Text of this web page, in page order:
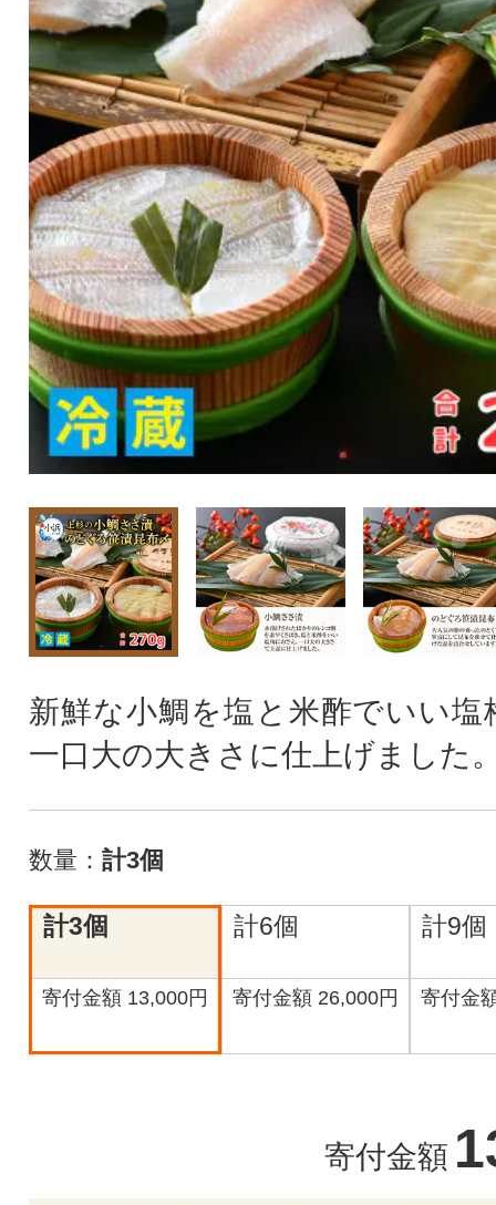
新鮮な小鯛を塩と米酢でいい塩
一口大の大きさに仕上げました
数量： 計3個
計3個
寄付金額 13,000円
計6個
寄付金額 26,000円
計9個
寄付金
寄付金額